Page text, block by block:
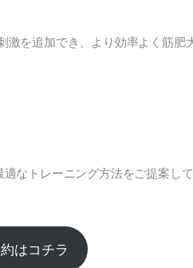
を追加でき、より効率よく筋肥
なトレーニング方法をご提案して
はコチラ